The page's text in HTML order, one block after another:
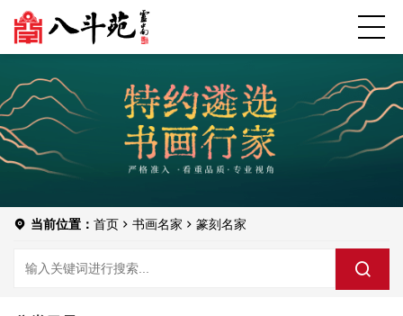
当前位置： 首页 书画名家 篆刻名家